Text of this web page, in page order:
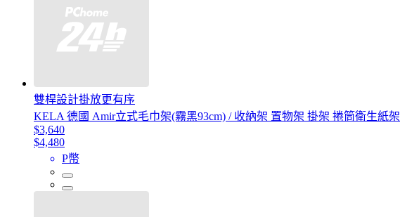
雙桿設計掛放更有序
KELA 德國 Amir立式毛巾架(霧黑93cm) / 收納架 置物架 掛架 捲筒衛生紙架
$3,640
$4,480
P幣